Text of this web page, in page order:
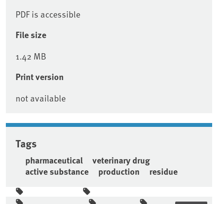
PDF is accessible
File size
1.42 MB
Print version
not available
Tags
pharmaceutical
veterinary drug
active substance
production residue